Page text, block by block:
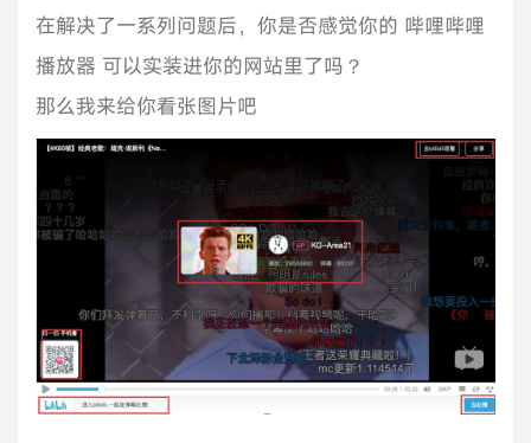
在解决了一系列问题后，你是否感觉你的 哔哩哔哩
播放器 可以实装进你的网站里了吗？
那么我来给你看张图片吧